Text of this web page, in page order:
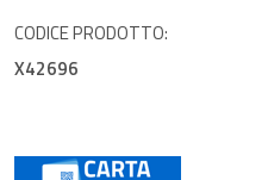
CODICE PRODOTTO:
X42696